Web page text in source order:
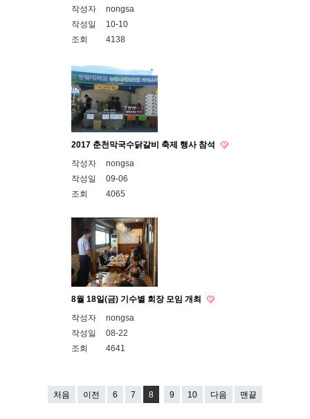
작성자
nongsa
작성일
10-10
조회
4138
2017 춘천막국수닭갈비 축제 행사 참석
작성자
nongsa
작성일
09-06
조회
4065
8월 18일(금) 기수별 회장 모임 개최
작성자
nongsa
작성일
08-22
조회
4641
처음 이전 6 7 8 9 10 다음 맨끝